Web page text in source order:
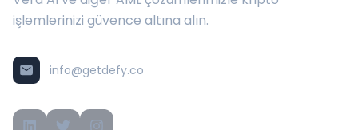
işlemlerinizi güvence altına alın.
info@getdefy.co